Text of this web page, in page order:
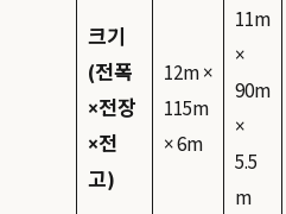
크기
(전폭
×전장
×전
고)
12m ×
115m
× 6m
11m
×
90m
×
5.5
m